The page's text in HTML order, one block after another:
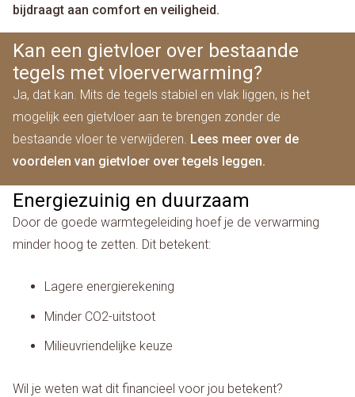
bijdraagt aan comfort en veiligheid.
Kan een gietvloer over bestaande
tegels met vloerverwarming?
Ja, dat kan. Mits de tegels stabiel en vlak liggen, is het
mogelijk een gietvloer aan te brengen zonder de
bestaande vloer te verwijderen. Lees meer over de
voordelen van gietvloer over tegels leggen.
Energiezuinig en duurzaam
Door de goede warmtegeleiding hoef je de verwarming
minder hoog te zetten. Dit betekent:
Lagere energierekening
Minder CO2-uitstoot
Milieuvriendelijke keuze
Wil je weten wat dit financieel voor jou betekent?